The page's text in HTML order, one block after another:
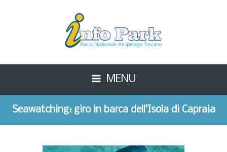
MENU
Seawatching: giro in barca dell’Isola di Capraia